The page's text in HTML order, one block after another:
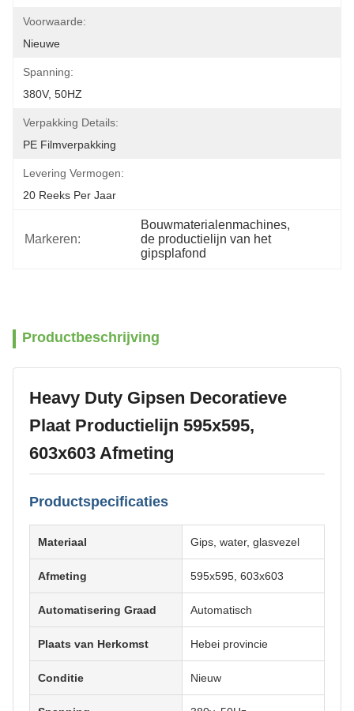
Voorwaarde:
Nieuwe
Spanning:
380V, 50HZ
Verpakking Details:
PE Filmverpakking
Levering Vermogen:
20 Reeks Per Jaar
Markeren:
Bouwmaterialenmachines,
de productielijn van het
gipsplafond
Productbeschrijving
Heavy Duty Gipsen Decoratieve
Plaat Productielijn 595x595,
603x603 Afmeting
Productspecificaties
Materiaal Gips, water, glasvezel
Afmeting 595x595, 603x603
Automatisering Graad Automatisch
Plaats van Herkomst Hebei provincie
Conditie Nieuw